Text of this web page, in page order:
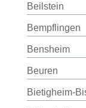
Beilstein
Bempflingen
Bensheim
Beuren
Bietigheim-